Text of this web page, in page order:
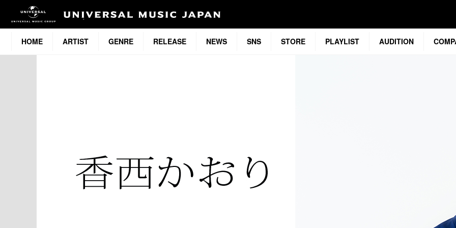
HOME ARTIST GENRE RELEASE NEWS SNS STORE PLAYLIST AUDITION